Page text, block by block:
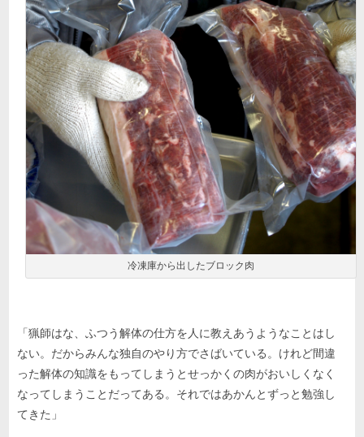
冷凍庫から出したブロック肉
「猟師はな、ふつう解体の仕方を人に教えあうようなことはし
ない。だからみんな独自のやり方でさばいている。けれど間違
った解体の知識をもってしまうとせっかくの肉がおいしくなく
なってしまうことだってある。それではあかんとずっと勉強し
てきた」